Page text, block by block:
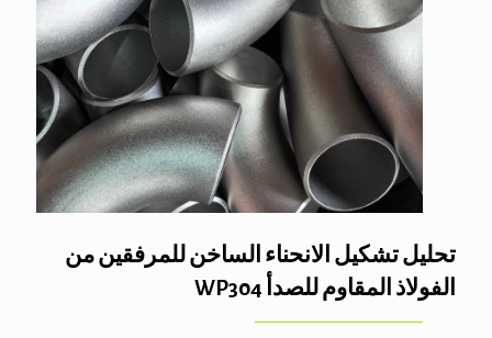
تحليل تشكيل الانحناء الساخن للمرفقين من
الفولاذ المقاوم للصدأ WP304